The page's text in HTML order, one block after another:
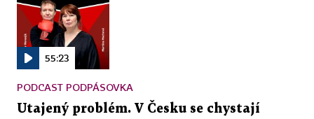
55:23
PODCAST PODPÁSOVKA
Utajený problém. V Česku se chystají